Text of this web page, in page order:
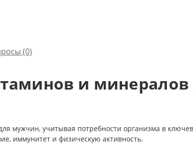
(0)
и
мужчин, учитывая потребности организма в
иммунитет и физическую активность.